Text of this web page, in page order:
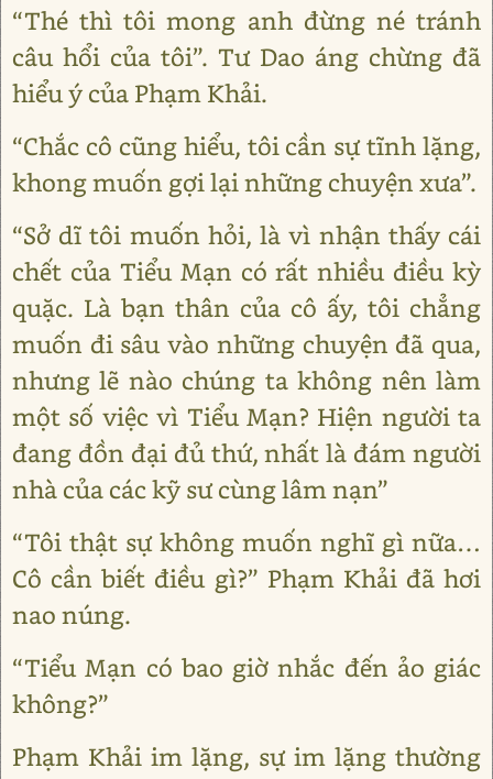
“Thé thì tôi mong anh đừng né tránh
câu hổi của tôi”. Tư Dao áng chừng đã
hiểu ý của Phạm Khải.
“Chắc cô cũng hiểu, tôi cần sự tĩnh lặng,
khong muốn gợi lại những chuyện xưa”.
“Sở dĩ tôi muốn hỏi, là vì nhận thấy cái
chết của Tiểu Mạn có rất nhiều điều kỳ
quặc. Là bạn thân của cô ấy, tôi chẳng
muốn đi sâu vào những chuyện đã qua,
nhưng lẽ nào chúng ta không nên làm
một số việc vì Tiểu Mạn? Hiện người ta
đang đồn đại đủ thứ, nhất là đám người
nhà của các kỹ sư cùng lâm nạn”
“Tôi thật sự không muốn nghĩ gì nữa…
Cô cần biết điều gì?” Phạm Khải đã hơi
nao núng.
“Tiểu Mạn có bao giờ nhắc đến ảo giác
không?”
Phạm Khải im lặng, sự im lặng thường